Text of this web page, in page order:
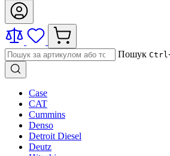
Пошук
Case
CAT
Cummins
Denso
Detroit Diesel
Deutz